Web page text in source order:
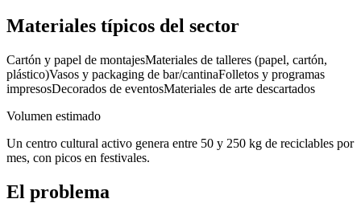
Materiales típicos del sector
Cartón y papel de montajesMateriales de talleres (papel, cartón,
plástico)Vasos y packaging de bar/cantinaFolletos y programas
impresosDecorados de eventosMateriales de arte descartados
Volumen estimado
Un centro cultural activo genera entre 50 y 250 kg de reciclables por
mes, con picos en festivales.
El problema